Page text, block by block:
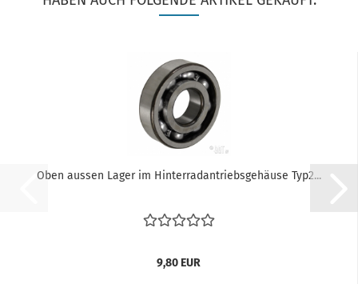
Oben aussen Lager im Hinterradantriebsgehäuse Typ2...
9,80 EUR